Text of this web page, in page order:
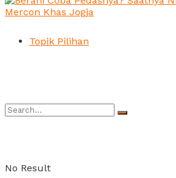
Topik Pilihan
No Result